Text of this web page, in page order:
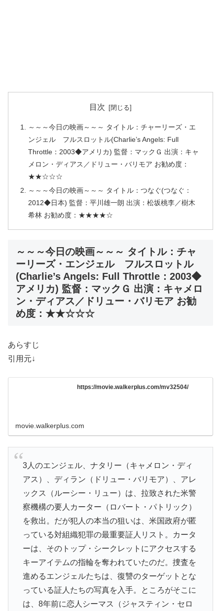
目次
～～～今日の映画～～～ タイトル：チャーリーズ・エ
ンジェル フルスロットル(Charlie’s Angels: Full
Throttle：2003◆アメリカ) 監督：マックＧ 出演：キャ
メロン・ディアス／ドリュー・バリモア お勧め度：
★★☆☆☆
～～～今日の映画～～～ タイトル：つなぐ(つなぐ：
2012◆日本) 監督：平川雄一朗 出演：松坂桃李／樹木
希林 お勧め度：★★★★☆
～～～今日の映画～～～ タイトル：チャ
ーリーズ・エンジェル フルスロットル
(Charlie’s Angels: Full Throttle：2003◆
アメリカ) 監督：マックＧ 出演：キャメロ
ン・ディアス／ドリュー・バリモア お勧
め度：★★☆☆☆
あらすじ
引用元↓
https://movie.walkerplus.com/mv32504/
movie.walkerplus.com
3人のエンジェル、ナタリー（キャメロン・ディ
アス）、ディラン（ドリュー・バリモア）、アレ
ックス（ルーシー・リュー）は、拉致された米警
察機構の要人カーター（ロバート・パトリック）
を救出。だが犯人の本当の狙いは、米国政府が匿
っている対組織犯罪の最重要証人リスト。カータ
ーは、そのトップ・シークレットにアクセスする
キーアイテムの指輪を奪われていたのだ。捜査を
進めるエンジェルたちは、復讐のターゲットとな
っている証人たちの写真を入手。ところがそこに
は、8年前に恋人シーマス（ジャスティン・セロ